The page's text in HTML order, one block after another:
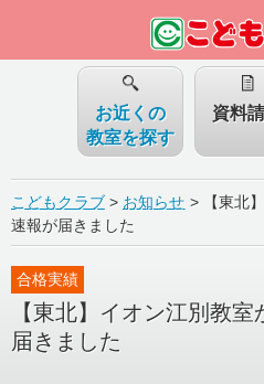
お近くの
教室を探す
資料
こどもクラブ> お知らせ >
【東北
速報が届きました
【東北】イオン江別教
届きました
合格実績